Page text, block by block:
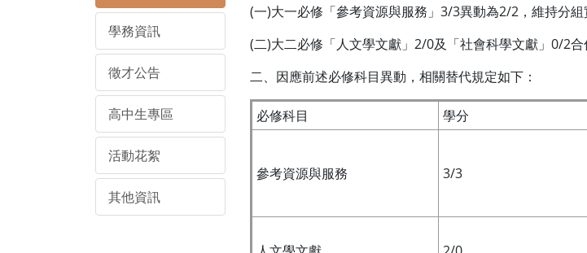
學務資訊
徵才公告
高中生專區
活動花絮
其他資訊
(一)大一必修「參考資源與服務」3/3異動為2/2，維持分組
(二)大二必修「人文學文獻」2/0及「社會科學文獻」0/2合
二、因應前述必修科目異動，相關替代規定如下：
必修科目 學分
參考資源與服務 3/3